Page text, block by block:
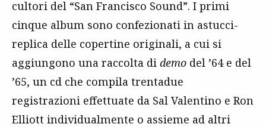
cultori del “San Francisco Sound”. I primi
cinque album sono confezionati in astucci-
replica delle copertine originali, a cui si
aggiungono una raccolta di demo del ’64 e del
’65, un cd che compila trentadue
registrazioni effettuate da Sal Valentino e Ron
Elliott individualmente o assieme ad altri